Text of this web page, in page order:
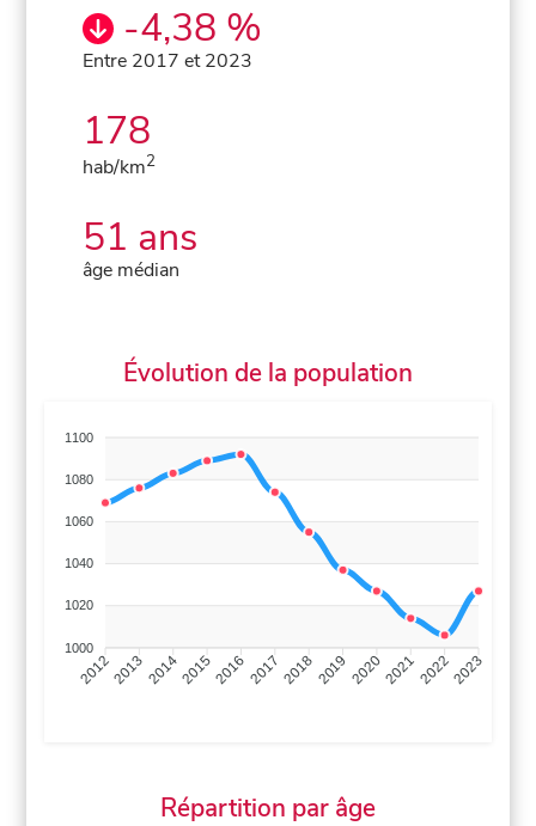
-4,38 %
Entre 2017 et 2023
178
hab/km2
51 ans
âge médian
Évolution de la population
1100
1080
1060
1040
1020
1000
201220132014201520162017 20182019 2020202120222023
Répartition par âge